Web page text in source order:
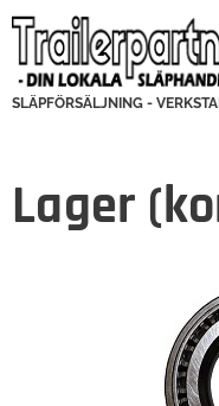
SLÄPFÖRSÄLJNING -
Lager